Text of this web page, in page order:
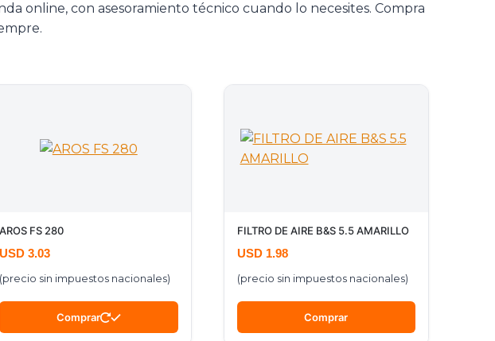
online, con asesoramiento técnico cuando lo necesites. Compra
AROS FS 280
USD 3.03
(precio sin impuestos nacionales)
Comprar
FILTRO DE AIRE B&S 5.5 AMARILLO
USD 1.98
(precio sin impuestos nacionales)
Comprar